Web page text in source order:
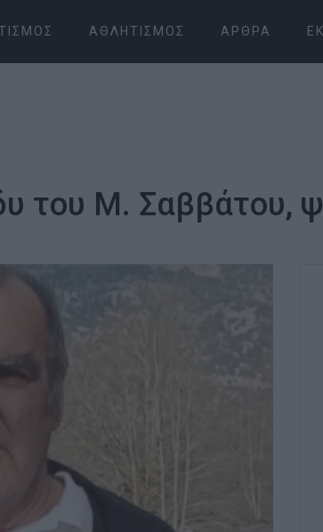
ΑΘΛΗΤΙΣΜΌΣ ΆΡΘΡΑ
του Μ. Σαββάτου,